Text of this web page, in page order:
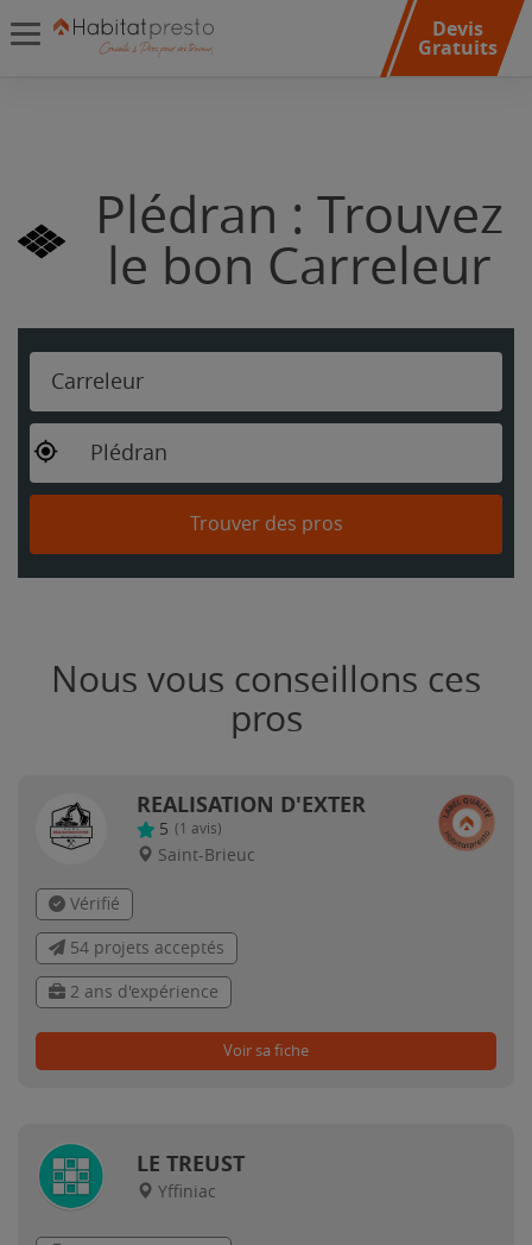
Devis
Gratuits
Plédran : Trouvez
le bon Carreleur
Carreleur
Plédran
Trouver des pros
Nous vous conseillons ces
pros
REALISATION D'EXTER
5 (1 avis)
Saint-Brieuc
Vérifié
54 projets acceptés
2 ans d'expérience
Voir sa fiche
LE TREUST
Yffiniac